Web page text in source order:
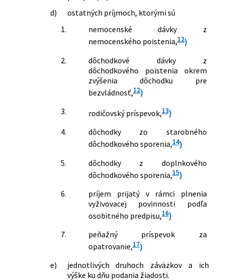
d)
ostatných príjmoch, ktorými sú
1.
nemocenské dávky z
nemocenského poistenia,12)
2.
dôchodkové dávky z
dôchodkového poistenia okrem
zvýšenia dôchodku pre
bezvládnosť,12)
3.
rodičovský príspevok,13)
4.
dôchodky zo starobného
dôchodkového sporenia,14)
5.
dôchodky z doplnkového
dôchodkového sporenia,15)
6.
príjem prijatý v rámci plnenia
vyživovacej povinnosti podľa
osobitného predpisu,16)
7.
peňažný príspevok za
opatrovanie,17)
e)
jednotlivých druhoch záväzkov a ich
výške ku dňu podania žiadosti.